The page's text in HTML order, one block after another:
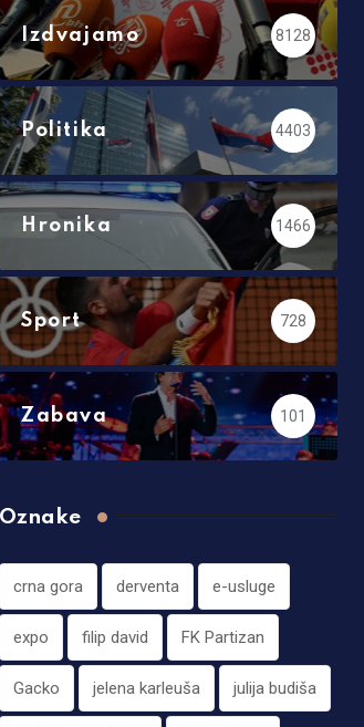
Izdvajamo 8128
Politika 4403
Hronika 1466
Sport 728
Zabava 101
Oznake
crna gora derventa e-usluge
expo filip david FK Partizan
Gacko jelena karleuša julija budiša